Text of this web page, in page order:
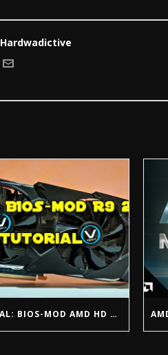
Hardwadictive
TUTORIAL: BIOS-MOD AMD HD 7950 @ R9 280